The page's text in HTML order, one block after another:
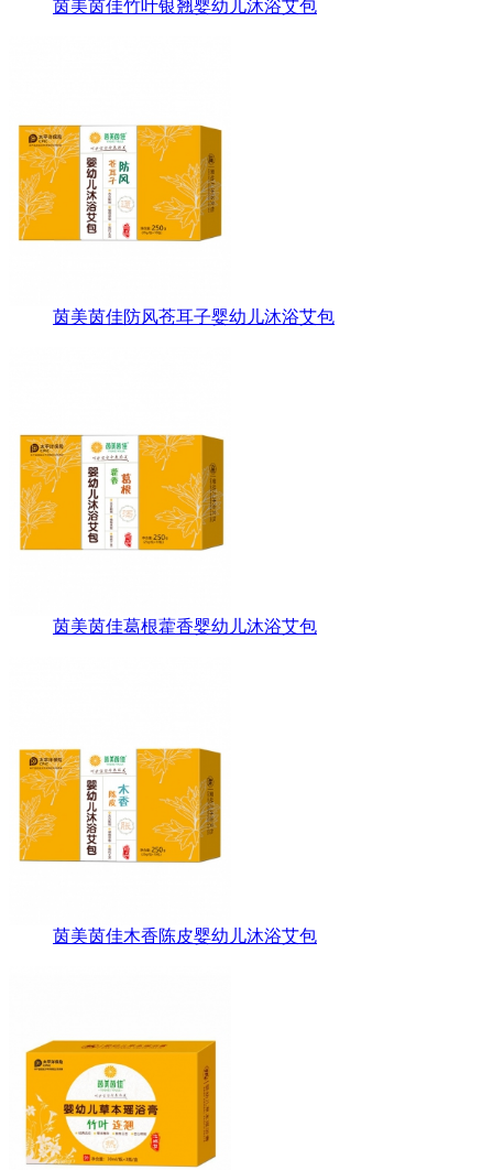
茵美茵佳竹叶银翘婴幼儿沐浴艾包
茵美茵佳防风苍耳子婴幼儿沐浴艾包
茵美茵佳葛根藿香婴幼儿沐浴艾包
茵美茵佳木香陈皮婴幼儿沐浴艾包